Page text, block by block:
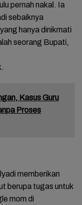
pernah nakal. Ia
sebaiknya
hanya dinikmati
seorang Bupati,
Kasus Guru
Proses
memberikan
berupa tugas untuk
mom di